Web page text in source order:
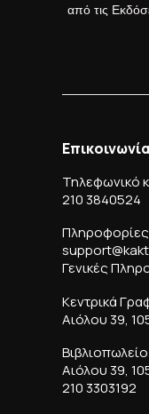
από τις
Επικοινωνία
Τηλεφωνικό
210 3840524
Γενικές
Κεντρικά
Αιόλου 39,
Αιόλου 39,
210 3303192